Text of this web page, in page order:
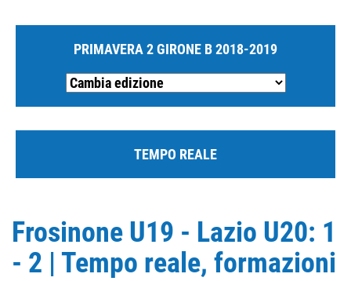
PRIMAVERA 2 GIRONE B 2018-2019
TEMPO REALE
Frosinone U19 - Lazio U20: 1
- 2 | Tempo reale, formazioni